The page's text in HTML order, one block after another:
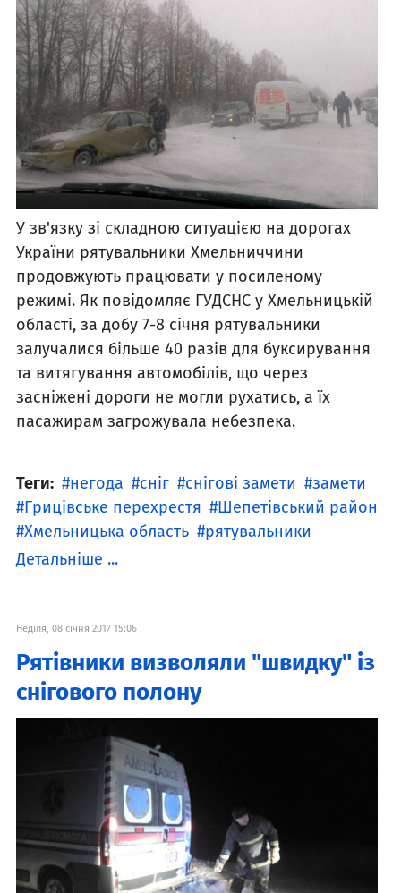
У зв'язку зі складною ситуацією на дорогах
України рятувальники Хмельниччини
продовжують працювати у посиленому
режимі. Як повідомляє ГУДСНС у Хмельницькій
області, за добу 7-8 січня рятувальники
залучалися більше 40 разів для буксирування
та витягування автомобілів, що через
засніжені дороги не могли рухатись, а їх
пасажирам загрожувала небезпека.
Теги: негода сніг снігові замети
замети
Грицівське перехрестя
Шепетівський район
Хмельницька область
рятувальники
Детальніше ...
Неділя, 08 січня 2017 15:06
Рятівники визволяли "швидку" із
снігового полону